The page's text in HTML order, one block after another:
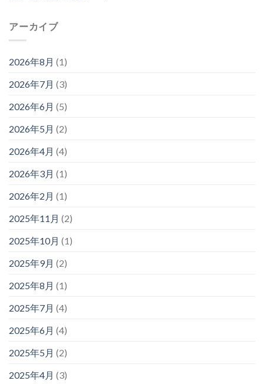
アーカイブ
2026年8月 (1)
2026年7月 (3)
2026年6月 (5)
2026年5月 (2)
2026年4月 (4)
2026年3月 (1)
2026年2月 (1)
2025年11月 (2)
2025年10月 (1)
2025年9月 (2)
2025年8月 (1)
2025年7月 (4)
2025年6月 (4)
2025年5月 (2)
2025年4月 (3)